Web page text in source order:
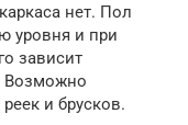
нет. Пол
уровня и при
зависит
Возможно
и брусков.